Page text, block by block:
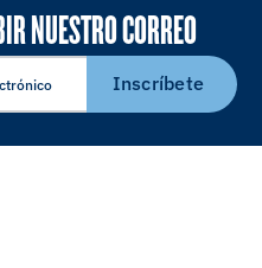
NUESTRO CORREO
Inscríbete